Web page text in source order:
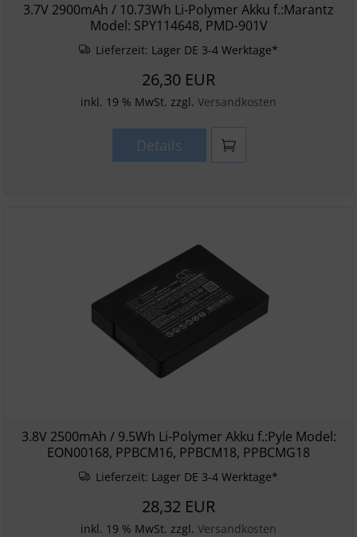
3.7V 2900mAh / 10.73Wh Li-Polymer Akku f.:Marantz
Model: SPY114648, PMD-901V
Lieferzeit: Lager DE 3-4 Werktage*
26,30 EUR
inkl. 19 % MwSt. zzgl. Versandkosten
Details
3.8V 2500mAh / 9.5Wh Li-Polymer Akku f.:Pyle Model:
EON00168, PPBCM16, PPBCM18, PPBCMG18
Lieferzeit: Lager DE 3-4 Werktage*
28,32 EUR
inkl. 19 % MwSt. zzgl. Versandkosten